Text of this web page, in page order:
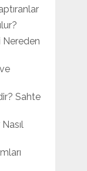
Sahte